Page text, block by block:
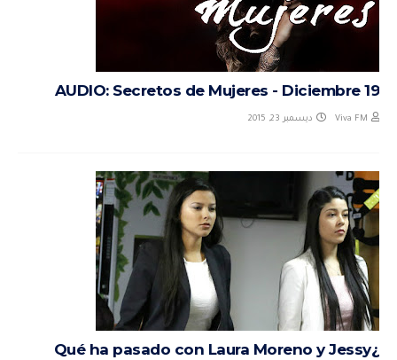
AUDIO: Secretos de Mujeres - Diciembre 19
Viva FM ديسمبر 23, 2015
¿Qué ha pasado con Laura Moreno y Jessy